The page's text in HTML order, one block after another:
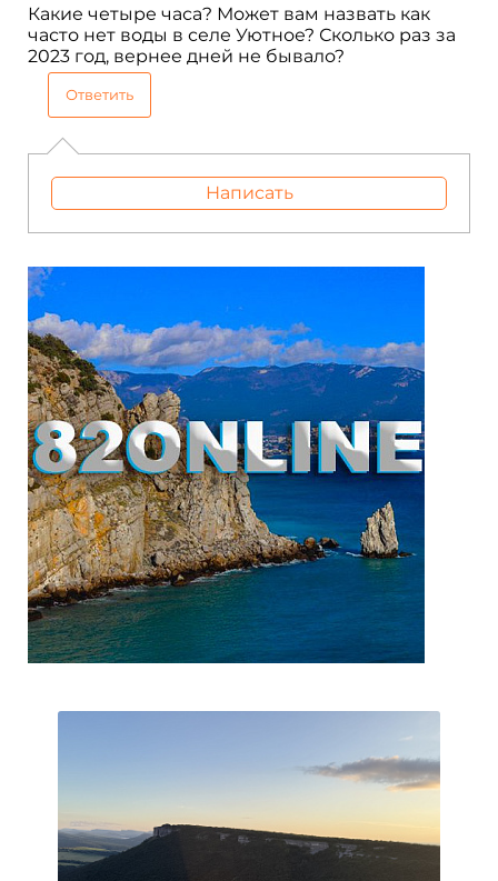
Какие четыре часа? Может вам назвать как
часто нет воды в селе Уютное? Сколько раз за
2023 год, вернее дней не бывало?
Ответить
Написать